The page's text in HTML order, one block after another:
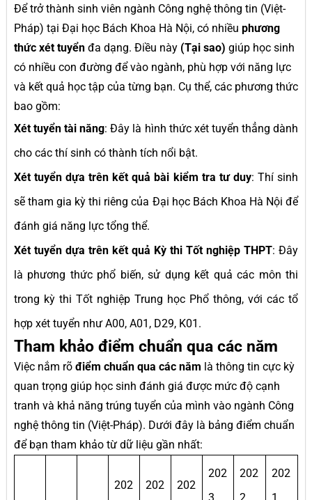
Để trở thành sinh viên ngành Công nghệ thông tin (Việt-
Pháp) tại Đại học Bách Khoa Hà Nội, có nhiều phương
thức xét tuyển đa dạng. Điều này (Tại sao) giúp học sinh
có nhiều con đường để vào ngành, phù hợp với năng lực
và kết quả học tập của từng bạn. Cụ thể, các phương thức
bao gồm:
Xét tuyển tài năng: Đây là hình thức xét tuyển thẳng dành
cho các thí sinh có thành tích nổi bật.
Xét tuyển dựa trên kết quả bài kiểm tra tư duy: Thí sinh
sẽ tham gia kỳ thi riêng của Đại học Bách Khoa Hà Nội để
đánh giá năng lực tổng thể.
Xét tuyển dựa trên kết quả Kỳ thi Tốt nghiệp THPT: Đây
là phương thức phổ biến, sử dụng kết quả các môn thi
trong kỳ thi Tốt nghiệp Trung học Phổ thông, với các tổ
hợp xét tuyển như A00, A01, D29, K01.
Tham khảo điểm chuẩn qua các năm
Việc nắm rõ điểm chuẩn qua các năm là thông tin cực kỳ
quan trọng giúp học sinh đánh giá được mức độ cạnh
tranh và khả năng trúng tuyển của mình vào ngành Công
nghệ thông tin (Việt-Pháp). Dưới đây là bảng điểm chuẩn
để bạn tham khảo từ dữ liệu gần nhất:
202
202
202
202
202
202